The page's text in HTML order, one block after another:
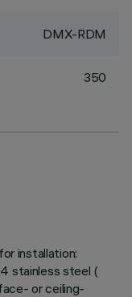
DMX-RDM
350
installation:
stainless steel (
or ceiling-